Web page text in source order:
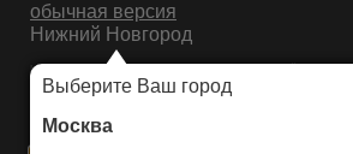
обычная версия
Нижний Новгород
Выберите Ваш город
Москва
ИНТЕРНЕТ-МАГАЗИН НАПОЛЬНЫХ ПОКРЫТИЙ